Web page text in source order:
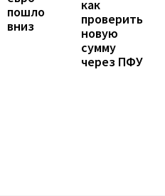
пошло
вниз
как
проверить
новую
сумму
через ПФУ